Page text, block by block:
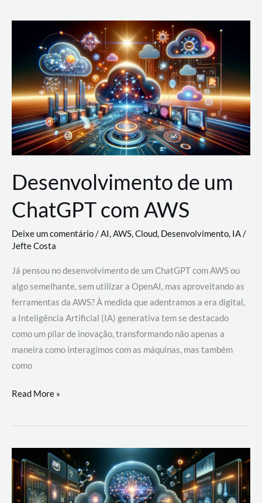
Nuvem:
Google
Cloud,
AWS
e
Azure
Desenvolvimento de um
ChatGPT com AWS
Deixe um comentário/AI,AWS,Cloud, Desenvolvimento, IA/
Jefte Costa
Já pensou no desenvolvimento de um ChatGPT com AWS ou
algo semelhante, sem utilizar a OpenAI, mas aproveitando as
ferramentas da AWS? À medida que adentramos a era digital,
a Inteligência Artificial (IA) generativa tem se destacado
como um pilar de inovação, transformando não apenas a
maneira como interagimos com as máquinas, mas também
como
Desenvolvimento
um
com
AWS
Read More »